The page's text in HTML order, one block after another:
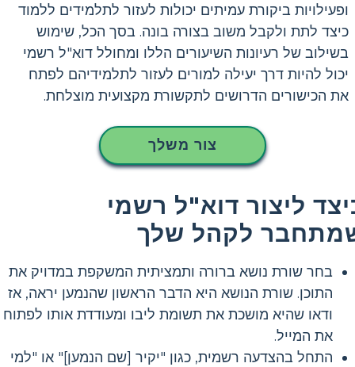
ופעילויות ביקורת עמיתים יכולות לעזור לתלמידים ללמוד
כיצד לתת ולקבל משוב בצורה בונה. בסך הכל, שימוש
בשילוב של רעיונות השיעורים הללו ומחולל דוא"ל רשמי
יכול להיות דרך יעילה למורים לעזור לתלמידיהם לפתח
את הכישורים הדרושים לתקשורת מקצועית מוצלחת.
צור משלך
ליצור דוא"ל רשמי
לקהל שלך
בחר שורת נושא ברורה ותמציתית המשקפת במדויק את
התוכן. שורת הנושא היא הדבר הראשון שהנמען יראה, אז
ודאו שהיא מושכת את תשומת ליבו ומעודדת אותו לפתוח
את המייל.
התחל בהצדעה רשמית, כגון "יקיר [שם הנמען]" או "למי